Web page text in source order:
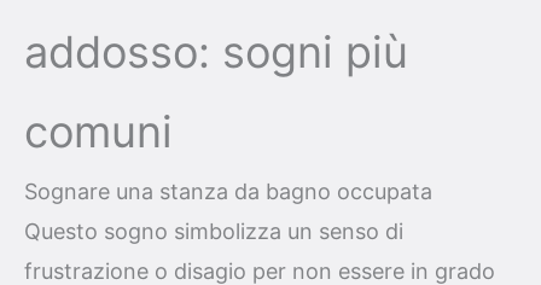
addosso: sogni più
comuni
Sognare una stanza da bagno occupata
Questo sogno simbolizza un senso di
frustrazione o disagio per non essere in grado